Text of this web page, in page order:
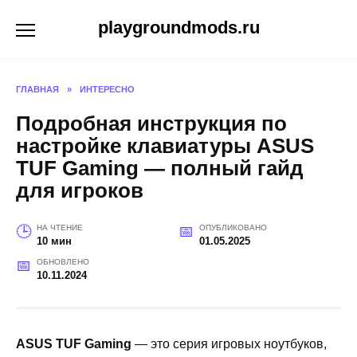
playgroundmods.ru
ГЛАВНАЯ » ИНТЕРЕСНО
Подробная инструкция по
настройке клавиатуры ASUS
TUF Gaming — полный гайд
для игроков
НА ЧТЕНИЕ
10 мин
ОПУБЛИКОВАНО
01.05.2025
ОБНОВЛЕНО
10.11.2024
ASUS TUF Gaming — это серия игровых ноутбуков,